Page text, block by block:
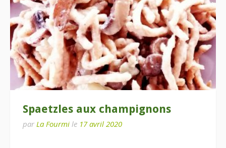
Spaetzles aux champignons
par La Fourmi le 17 avril 2020